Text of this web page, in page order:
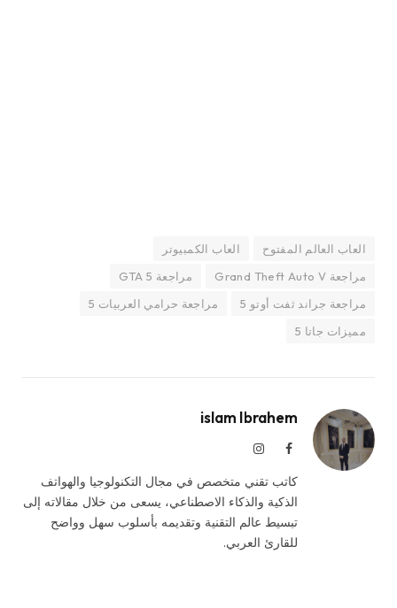
العاب العالم المفتوح
العاب الكمبيوتر
مراجعة Grand Theft Auto V
مراجعة GTA 5
مراجعة جراند ثفت أوتو 5
مراجعة حرامي العربيات 5
مميزات جاتا 5
islam Ibrahem
فيسبوكالانستغرام
كاتب تقني متخصص في مجال التكنولوجيا والهواتف
الذكية والذكاء الاصطناعي، يسعى من خلال مقالاته إلى
تبسيط عالم التقنية وتقديمه بأسلوب سهل وواضح
للقارئ العربي.